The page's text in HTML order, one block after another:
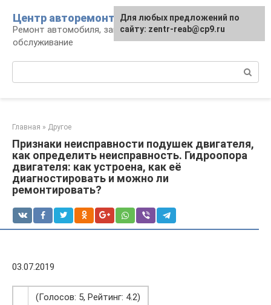
контенту
Центр авторемонта
Ремонт автомобиля, запчасти и
обслуживание
Главная » Другое
Признаки неисправности подушек двигателя,
как определить неисправность. Гидроопора
двигателя: как устроена, как её
диагностировать и можно ли
ремонтировать?
03.07.2019
(Голосов: 5, Рейтинг: 4.2)
Для любых предложений по
сайту: zentr-reab@cp9.ru